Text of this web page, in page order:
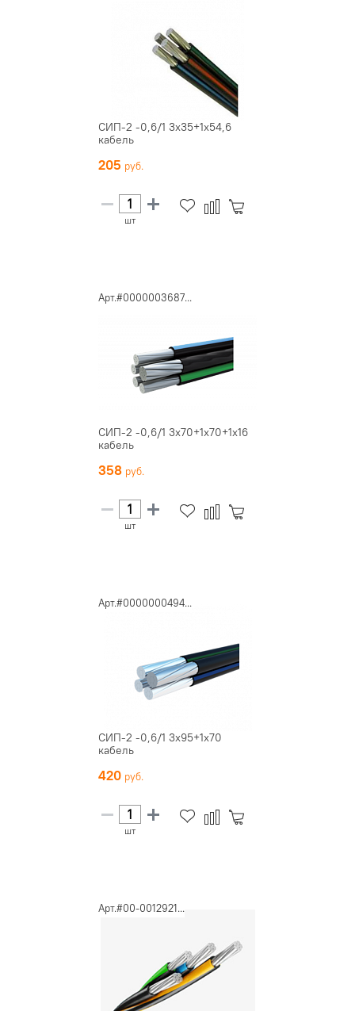
СИП-2 -0,6/1 3х35+1х54,6
кабель
205
шт
Арт.#0000003687...
СИП-2 -0,6/1 3х70+1х70+1х16
кабель
358
шт
Арт.#0000000494...
СИП-2 -0,6/1 3х95+1х70
кабель
420
шт
Арт.#00-0012921...